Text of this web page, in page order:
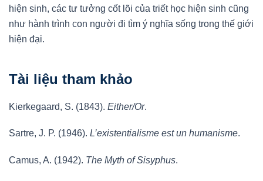
hiện sinh, các tư tưởng cốt lõi của triết học hiện sinh cũng
như hành trình con người đi tìm ý nghĩa sống trong thế giới
hiện đại.
Tài liệu tham khảo
Kierkegaard, S. (1843). Either/Or.
Sartre, J. P. (1946). L’existentialisme est un humanisme.
Camus, A. (1942). The Myth of Sisyphus.